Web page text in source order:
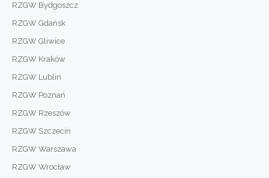
RZGW Bydgoszcz
RZGW Gdańsk
RZGW Gliwice
RZGW Kraków
RZGW Lublin
RZGW Poznań
RZGW Rzeszów
RZGW Szczecin
RZGW Warszawa
RZGW Wrocław